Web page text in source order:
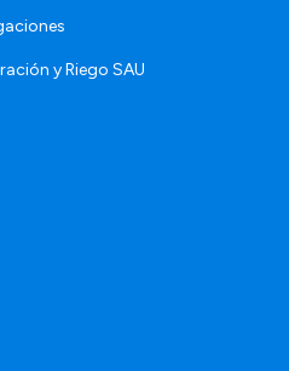
y Riego SAU